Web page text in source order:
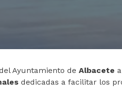
Ayuntamiento de Albacete
dedicadas a facilitar los
tu plaza
formulario y nos pondremos en
tu solicitud